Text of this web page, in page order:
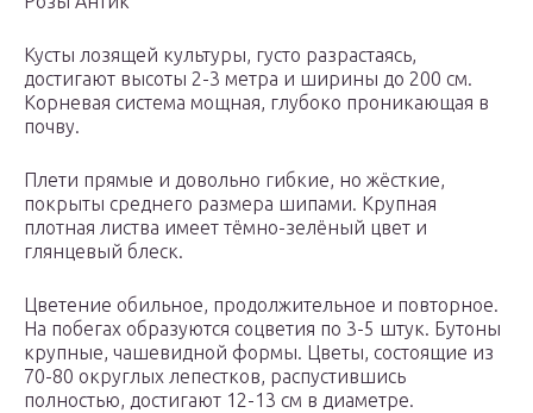
Кусты лозящей культуры, густо разрастаясь,
достигают высоты 2-3 метра и ширины до 200 см.
Корневая система мощная, глубоко проникающая в
почву.
Плети прямые и довольно гибкие, но жёсткие,
покрыты среднего размера шипами. Крупная
плотная листва имеет тёмно-зелёный цвет и
глянцевый блеск.
Цветение обильное, продолжительное и повторное.
На побегах образуются соцветия по 3-5 штук. Бутоны
крупные, чашевидной формы. Цветы, состоящие из
70-80 округлых лепестков, распустившись
полностью, достигают 12-13 см в диаметре.